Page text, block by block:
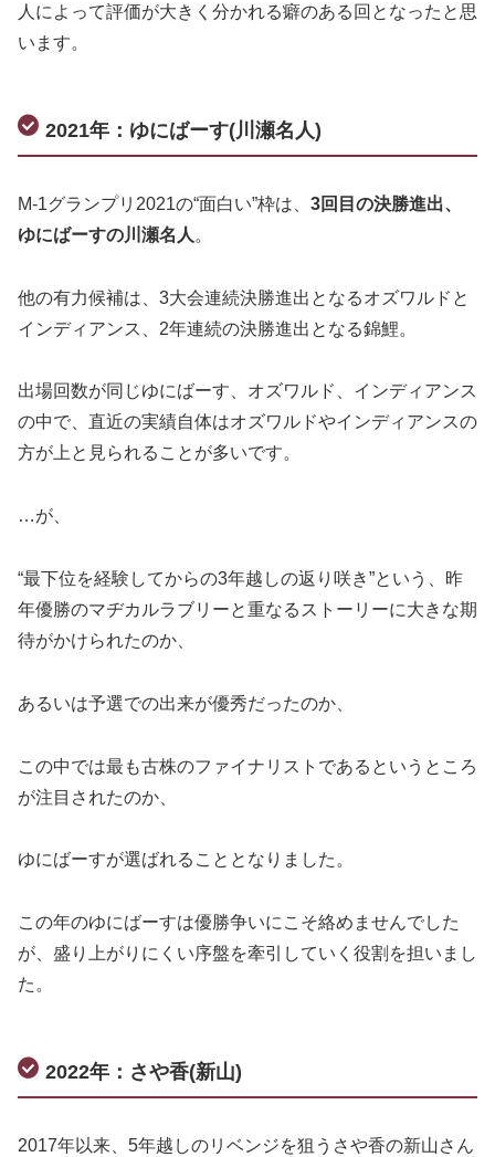
人によって評価が大きく分かれる癖のある回となったと思
います。
2021年：ゆにばーす(川瀬名人)
M-1グランプリ2021の“面白い”枠は、 3回目の決勝進出、
ゆにばーすの川瀬名人 。
他の有力候補は、3大会連続決勝進出となるオズワルドと
インディアンス、2年連続の決勝進出となる錦鯉。
出場回数が同じゆにばーす、オズワルド、インディアンス
の中で、直近の実績自体はオズワルドやインディアンスの
方が上と見られることが多いです。
…が、
“最下位を経験してからの3年越しの返り咲き”という、昨
年優勝のマヂカルラブリーと重なるストーリーに大きな期
待がかけられたのか、
あるいは予選での出来が優秀だったのか、
この中では最も古株のファイナリストであるというところ
が注目されたのか、
ゆにばーすが選ばれることとなりました。
この年のゆにばーすは優勝争いにこそ絡めませんでした
が、盛り上がりにくい序盤を牽引していく役割を担いまし
た。
2022年：さや香(新山)
2017年以来、5年越しのリベンジを狙うさや香の新山さん